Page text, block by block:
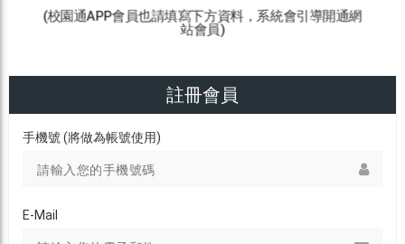
(校園通APP會員也請填寫下方資料，系統會引導開通網
站會員)
註冊會員
手機號 (將做為帳號使用)
E-Mail